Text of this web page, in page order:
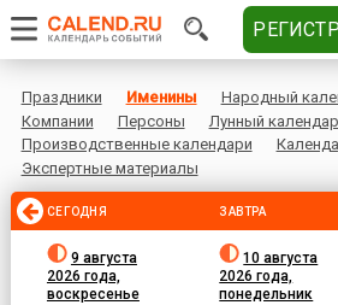
Праздники Именины Народный
Компании
Персоны
Лунный
Производственные календари
Экспертные материалы
СЕГОДНЯ
9 августа
2026 года,
воскресенье
ЗАВТРА
10 августа
2026 года,
понедельник